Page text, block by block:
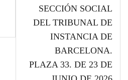
SECCIÓN SOCIAL
DEL TRIBUNAL DE
INSTANCIA DE
BARCELONA.
PLAZA 33. DE 23 DE